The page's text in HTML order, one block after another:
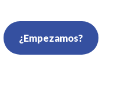
¿Empezamos?